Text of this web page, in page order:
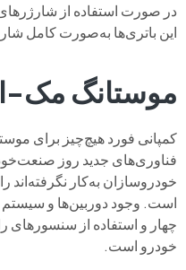
این باتری‌ها به‌صورت کامل
موستانگ مک-
کمپانی فورد هیچ‌چیز برای
فناوری‌های جدید روز
خودروسازان به‌کار نگرفته‌اند
است. وجود دوربین‌ها و سیستم
خودرو است.